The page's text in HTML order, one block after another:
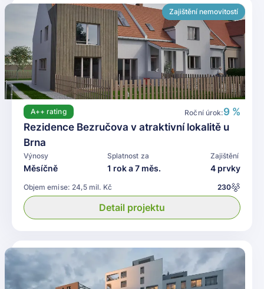
Zajištění nemovitostí
A++ rating Roční úrok:9 %
Rezidence Bezručova v atraktivní lokalitě u
Brna
Výnosy
Měsíčně
Splatnost za
1 rok a 7 měs.
Zajištění
4 prvky
Objem emise: 24,5 mil. Kč 230
Detail projektu